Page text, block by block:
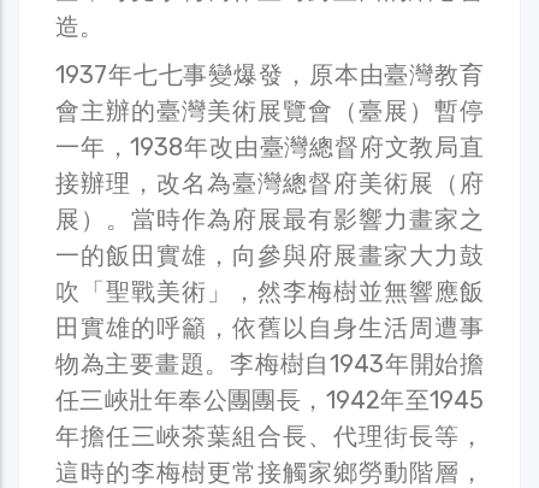
造。
1937年七七事變爆發，原本由臺灣教育
會主辦的臺灣美術展覽會（臺展）暫停
一年，1938年改由臺灣總督府文教局直
接辦理，改名為臺灣總督府美術展（府
展）。當時作為府展最有影響力畫家之
一的飯田實雄，向參與府展畫家大力鼓
吹「聖戰美術」，然李梅樹並無響應飯
田實雄的呼籲，依舊以自身生活周遭事
物為主要畫題。李梅樹自1943年開始擔
任三峽壯年奉公團團長，1942年至1945
年擔任三峽茶葉組合長、代理街長等，
這時的李梅樹更常接觸家鄉勞動階層，